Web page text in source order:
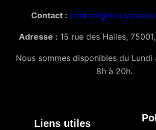
Contact :
Adresse : 15 rue des Halles,
Nous sommes disponibles du Lundi
8h à 20h.
Liens utiles